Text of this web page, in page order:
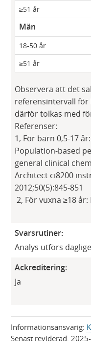
≥51 år
Män
18-50 år
≥51 år
Observera att det
referensintervall för
därför tolkas med
Referenser:
1, För barn 0,5-17
Population-based
general clinical
Architect ci8200
2012;50(5):845-851
2, För vuxna ≥18
Svarsrutiner:
Analys utförs
Ackreditering:
Ja
Informationsansvarig:
Senast reviderad: